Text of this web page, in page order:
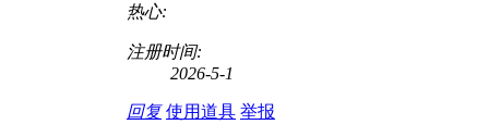
热心:
注册时间:
2026-5-1
回复 使用道具 举报